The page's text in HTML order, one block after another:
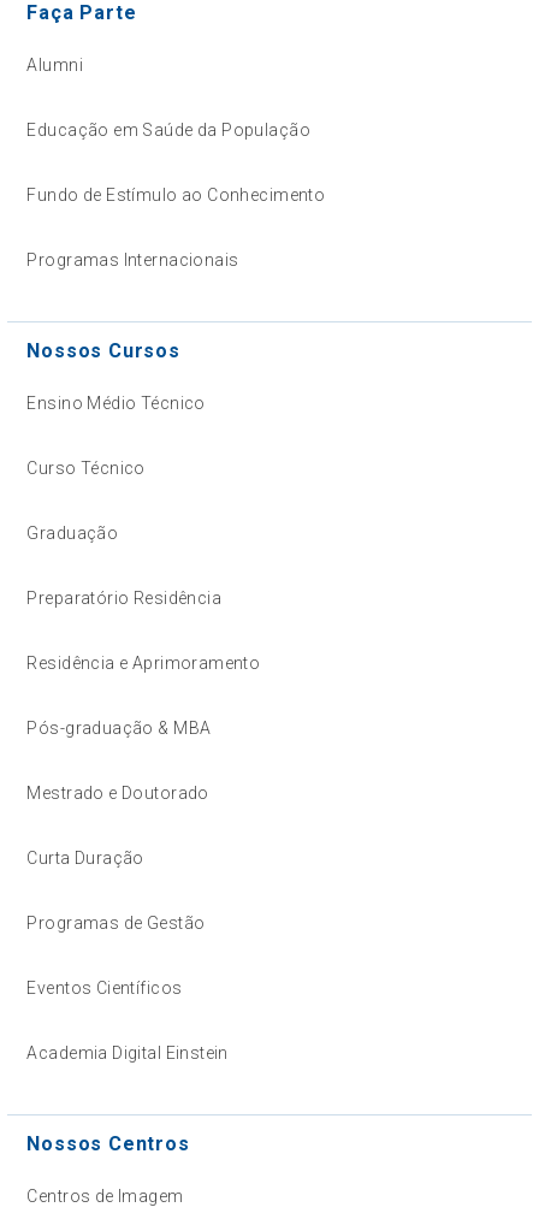
Faça Parte
Alumni
Educação em Saúde da População
Fundo de Estímulo ao Conhecimento
Programas Internacionais
Nossos Cursos
Ensino Médio Técnico
Curso Técnico
Graduação
Preparatório Residência
Residência e Aprimoramento
Pós-graduação & MBA
Mestrado e Doutorado
Curta Duração
Programas de Gestão
Eventos Científicos
Academia Digital Einstein
Nossos Centros
Centros de Imagem